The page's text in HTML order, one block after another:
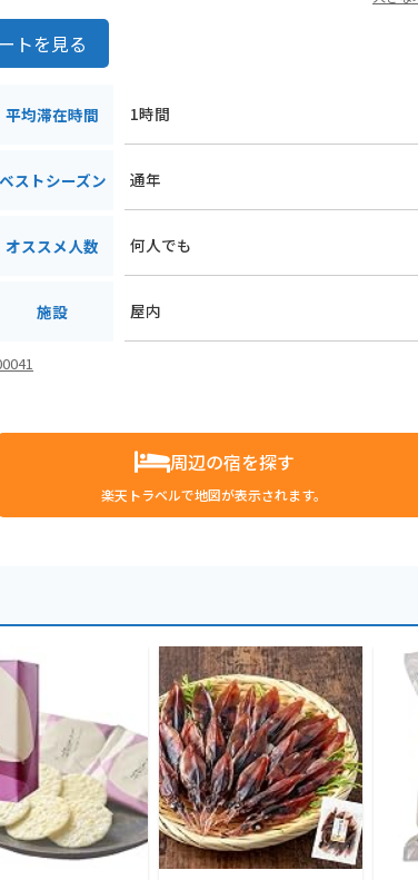
トを見る
平均滞在時間 1時間
ベストシーズン 通年
オススメ人数 何人でも
施設 屋内
周辺の宿を探す
楽天トラベルで地図が表示されます。